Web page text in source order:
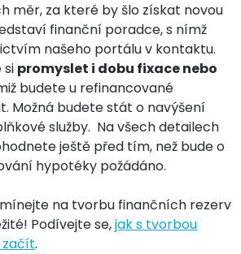
měr, za které by šlo získat novou
finanční poradce, s nímž
našeho portálu v kontaktu.
si promyslet i dobu fixace nebo
budete u refinancované
Možná budete stát o navýšení
služby. Na všech detailech
ještě před tím, než bude o
hypotéky požádáno.
na tvorbu finančních rezerv
Podívejte se,jak s tvorbou
.